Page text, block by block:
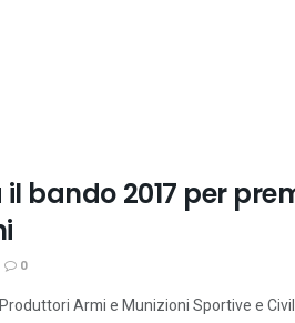
il bando 2017 per
0
Armi e Munizioni Sportive e